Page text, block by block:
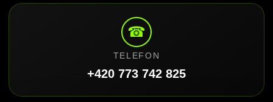
☎
TELEFON
+420 773 742 825